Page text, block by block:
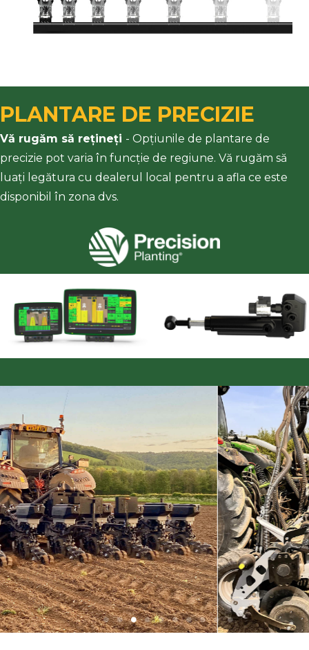
PLANTARE DE PRECIZIE
Vă rugăm să rețineți - Opțiunile de plantare de
precizie pot varia în funcție de regiune. Vă rugăm să
luați legătura cu dealerul local pentru a afla ce este
disponibil în zona dvs.